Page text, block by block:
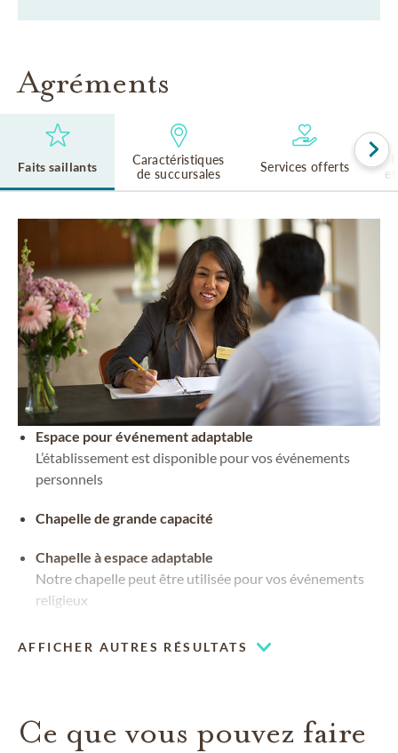
Agréments
Faits saillants
Caractéristiques
de succursales
Services offerts
Espace pour événement adaptable
L’établissement est disponible pour vos événements
personnels
Chapelle de grande capacité
Chapelle à espace adaptable
Notre chapelle peut être utilisée pour vos événements
religieux
AFFICHER AUTRES RÉSULTATS
Ce que vous pouvez faire